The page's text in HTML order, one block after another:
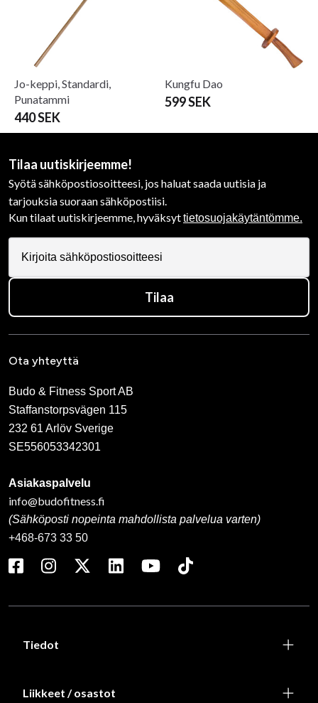
Jo-keppi, Standardi,
Punatammi
440 SEK
Kungfu Dao
599 SEK
Tilaa uutiskirjeemme!
Syötä sähköpostiosoitteesi, jos haluat saada uutisia ja
tarjouksia suoraan sähköpostiisi.
Kun tilaat uutiskirjeemme, hyväksyttietosuojakäytäntömme.
Tilaa
Ota yhteyttä
Budo & Fitness Sport AB
Staffanstorpsvägen 115
232 61 Arlöv Sverige
SE556053342301
Asiakaspalvelu
info@budofitness.fi
(Sähköposti nopeinta mahdollista palvelua varten)
+468-673 33 50
Tiedot
Liikkeet / osastot